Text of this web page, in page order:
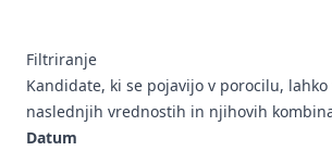
Filtriranje
Kandidate, ki se pojavijo v porocilu,
naslednjih vrednostih in njihovih
Datum